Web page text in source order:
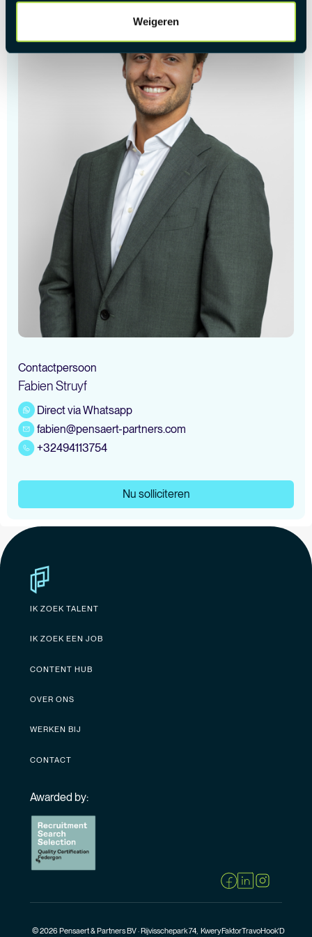
Weigeren
Contactpersoon
Fabien Struyf
Direct via Whatsapp
fabien@pensaert-partners.com
+32494113754
Nu solliciteren
IK ZOEK TALENT
IK ZOEK EEN JOB
CONTENT HUB
OVER ONS
WERKEN BIJ
CONTACT
Awarded by:
© 2026 Pensaert & Partners BV · Rijvisschepark 74, KweryFaktorTravoHook'D